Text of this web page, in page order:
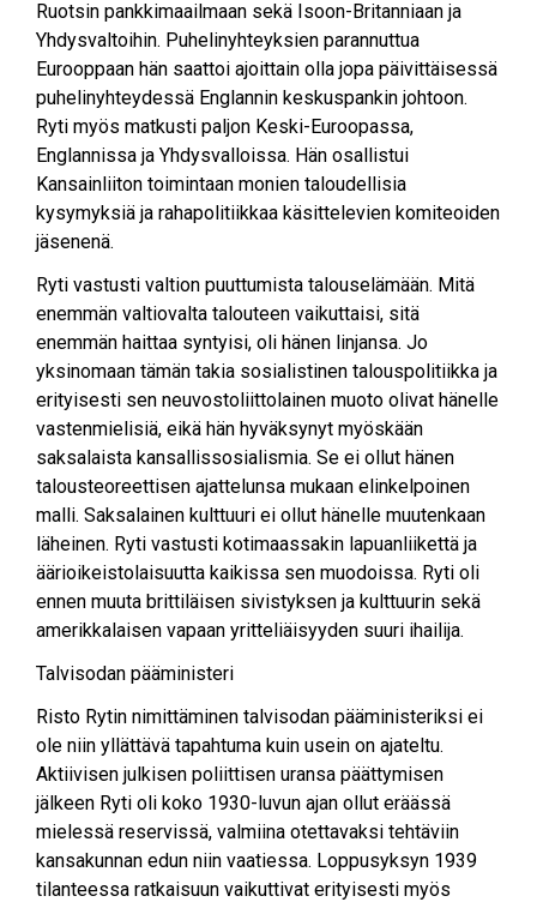
Ruotsin pankkimaailmaan sekä Isoon-Britanniaan ja
Yhdysvaltoihin. Puhelinyhteyksien parannuttua
Eurooppaan hän saattoi ajoittain olla jopa päivittäisessä
puhelinyhteydessä Englannin keskuspankin johtoon.
Ryti myös matkusti paljon Keski-Euroopassa,
Englannissa ja Yhdysvalloissa. Hän osallistui
Kansainliiton toimintaan monien taloudellisia
kysymyksiä ja rahapolitiikkaa käsittelevien komiteoiden
jäsenenä.
Ryti vastusti valtion puuttumista talouselämään. Mitä
enemmän valtiovalta talouteen vaikuttaisi, sitä
enemmän haittaa syntyisi, oli hänen linjansa. Jo
yksinomaan tämän takia sosialistinen talouspolitiikka ja
erityisesti sen neuvostoliittolainen muoto olivat hänelle
vastenmielisiä, eikä hän hyväksynyt myöskään
saksalaista kansallissosialismia. Se ei ollut hänen
talousteoreettisen ajattelunsa mukaan elinkelpoinen
malli. Saksalainen kulttuuri ei ollut hänelle muutenkaan
läheinen. Ryti vastusti kotimaassakin lapuanliikettä ja
äärioikeistolaisuutta kaikissa sen muodoissa. Ryti oli
ennen muuta brittiläisen sivistyksen ja kulttuurin sekä
amerikkalaisen vapaan yritteliäisyyden suuri ihailija.
Talvisodan pääministeri
Risto Rytin nimittäminen talvisodan pääministeriksi ei
ole niin yllättävä tapahtuma kuin usein on ajateltu.
Aktiivisen julkisen poliittisen uransa päättymisen
jälkeen Ryti oli koko 1930-luvun ajan ollut eräässä
mielessä reservissä, valmiina otettavaksi tehtäviin
kansakunnan edun niin vaatiessa. Loppusyksyn 1939
tilanteessa ratkaisuun vaikuttivat erityisesti myös